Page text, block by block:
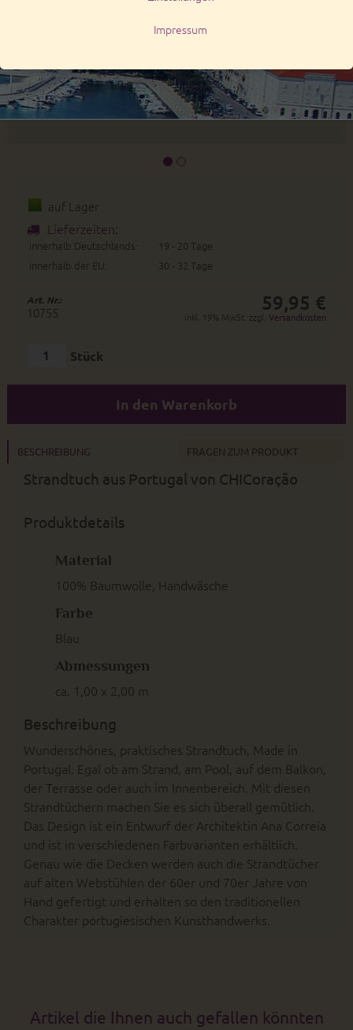
auf Lager
Lieferzeiten:
innerhalb Deutschlands:
19 - 20 Tage
innerhalb der EU:
30 - 32 Tage
Art. Nr.:
10755 59,95 €
inkl. 19% MwSt. zzgl.Versandkosten
Stück
In den Warenkorb
BESCHREIBUNG FRAGEN ZUM PRODUKT
Strandtuch aus Portugal von CHICoração
Produktdetails
Material
100% Baumwolle, Handwäsche
Farbe
Blau
Abmessungen
ca. 1,00 x 2,00 m
Beschreibung
Wunderschönes, praktisches Strandtuch, Made in
Portugal. Egal ob am Strand, am Pool, auf dem Balkon,
der Terrasse oder auch im Innenbereich. Mit diesen
Strandtüchern machen Sie es sich überall gemütlich.
Das Design ist ein Entwurf der Architektin Ana Correia
und ist in verschiedenen Farbvarianten erhältlich.
Genau wie die Decken werden auch die Strandtücher
auf alten Webstühlen der 60er und 70er Jahre von
Hand gefertigt und erhalten so den traditionellen
Charakter portugiesischen Kunsthandwerks.
Artikel die Ihnen auch gefallen könnten